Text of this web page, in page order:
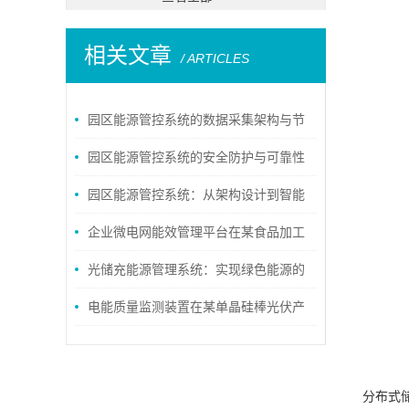
相关文章 / ARTICLES
园区能源管控系统的数据采集架构与节
能策略配置
园区能源管控系统的安全防护与可靠性
设计园区能源管控系统：从架构设计到智能
运维的全流程解析
企业微电网能效管理平台在某食品加工
厂35KV变电站应用
光储充能源管理系统：实现绿色能源的
核心电能质量监测装置在某单晶硅棒光伏产
分布式